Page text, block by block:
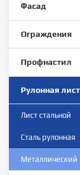
Фасад
Ограждения
Профнастил
Рулонная
Лист стальной
Сталь рулонная